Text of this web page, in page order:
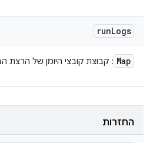
runLogs
Map : קבוצת קובצי היומן של הרצת
החזרות